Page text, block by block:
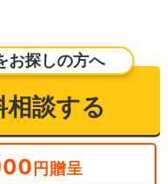
お探しの方へ
相談する
円贈呈